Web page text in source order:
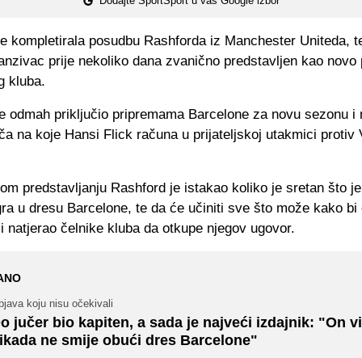
kompletirala posudbu Rashforda iz Manchester Uniteda,
prije nekoliko dana zvanično predstavljen kao novo
kluba.
odmah priključio pripremama Barcelone za novu sezonu i
na koje Hansi Flick računa u prijateljskoj utakmici protiv
predstavljanju Rashford je istakao koliko je sretan što
u dresu Barcelone, te da će učiniti sve što može kako bi
natjerao čelnike kluba da otkupe njegov ugovor.
koju nisu očekivali
jučer bio kapiten, a sada je najveći izdajnik: "On
ne smije obući dres Barcelone"